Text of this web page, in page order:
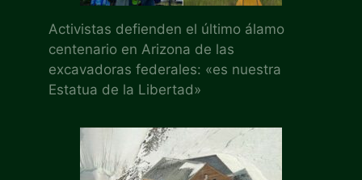
Activistas defienden el último álamo
centenario en Arizona de las
excavadoras federales: «es nuestra
Estatua de la Libertad»